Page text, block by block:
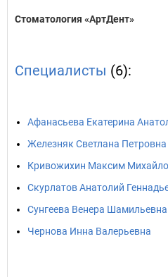
Стоматология «АртДент»
Специалисты (6):
Афанасьева Екатерина
Железняк Светлана Петровна
Кривожихин Максим
Скурлатов Анатолий
Сунгеева Венера Шамильевна
Чернова Инна Валерьевна